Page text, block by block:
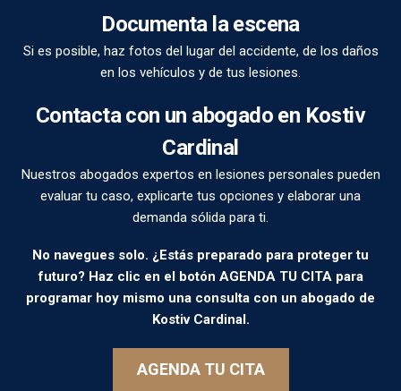
Documenta la escena
Si es posible, haz fotos del lugar del accidente, de los daños
en los vehículos y de tus lesiones.
Contacta con un abogado en Kostiv
Cardinal
Nuestros abogados expertos en lesiones personales pueden
evaluar tu caso, explicarte tus opciones y elaborar una
demanda sólida para ti.
No navegues solo. ¿Estás preparado para proteger tu
futuro? Haz clic en el botón AGENDA TU CITA para
programar hoy mismo una consulta con un abogado de
Kostiv Cardinal.
AGENDA TU CITA